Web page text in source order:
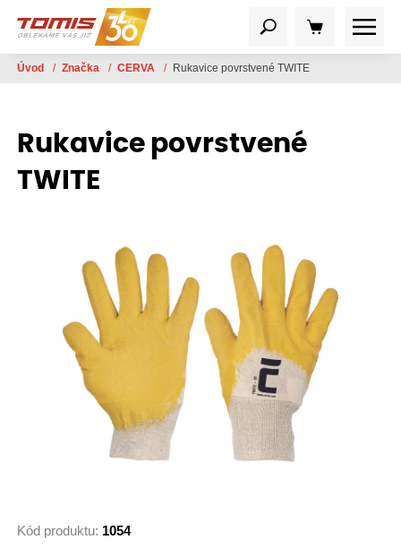
Úvod / Značka / CERVA / Rukavice povrstvené TWITE
Rukavice povrstvené
TWITE
Kód produktu: 1054